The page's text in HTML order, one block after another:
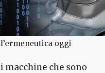
oggi
macchine che sono